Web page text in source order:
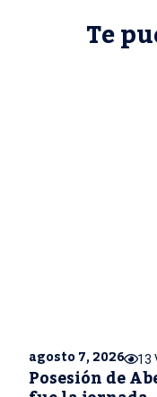
Te
agosto 7, 2026 13
Posesión de